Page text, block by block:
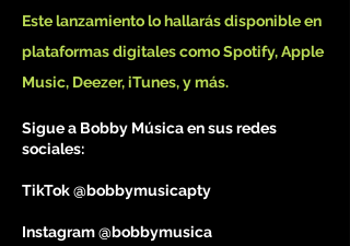
Este lanzamiento lo hallarás disponible en
plataformas digitales como Spotify, Apple
Music, Deezer, iTunes, y más.
Sigue a Bobby Música en sus redes
sociales:
TikTok @bobbymusicapty
Instagram @bobbymusica